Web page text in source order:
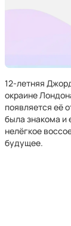
12-летняя
окраине
появляется её
была знакома и
нелёгкое
будущее.